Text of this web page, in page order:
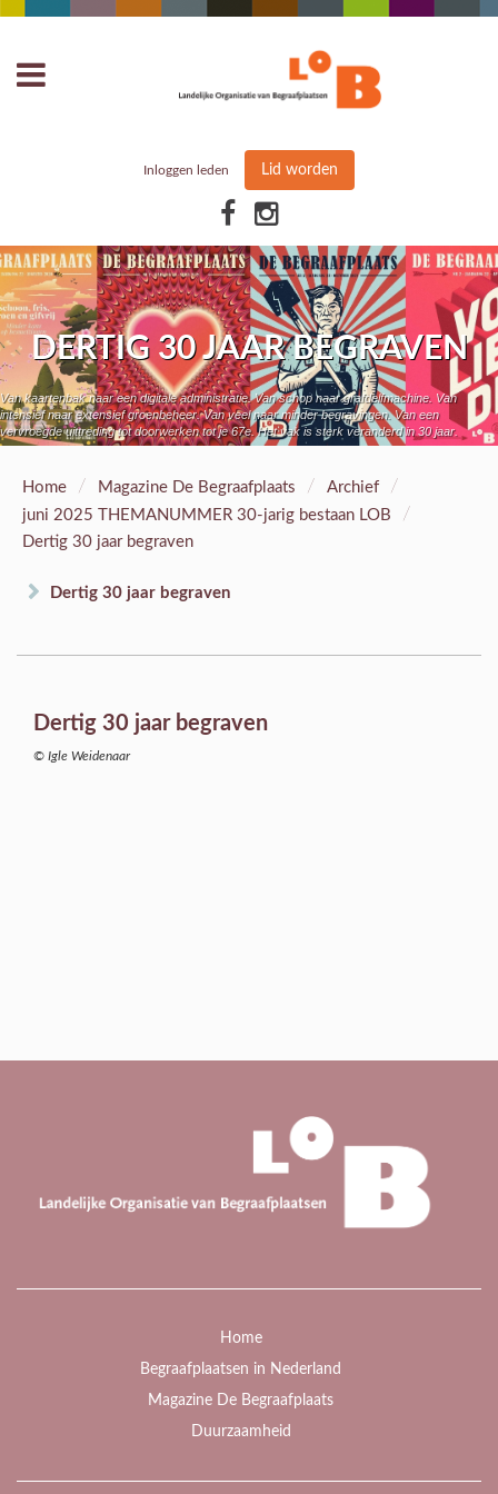
Inloggen leden Lid worden
DERTIG 30 JAAR BEGRAVEN
Van kaartenbak naar een digitale administratie. Van schop naar grafdelfmachine. Van
intensief naar extensief groenbeheer. Van veel naar minder begravingen. Van een
vervroegde uittreding tot doorwerken tot je 67e. Het vak is sterk veranderd in 30 jaar.
Home / Magazine De Begraafplaats / Archief /
juni 2025 THEMANUMMER 30-jarig bestaan LOB /
Dertig 30 jaar begraven
Dertig 30 jaar begraven
Dertig 30 jaar begraven
© Igle Weidenaar
Home
Begraafplaatsen in Nederland
Magazine De Begraafplaats
Duurzaamheid